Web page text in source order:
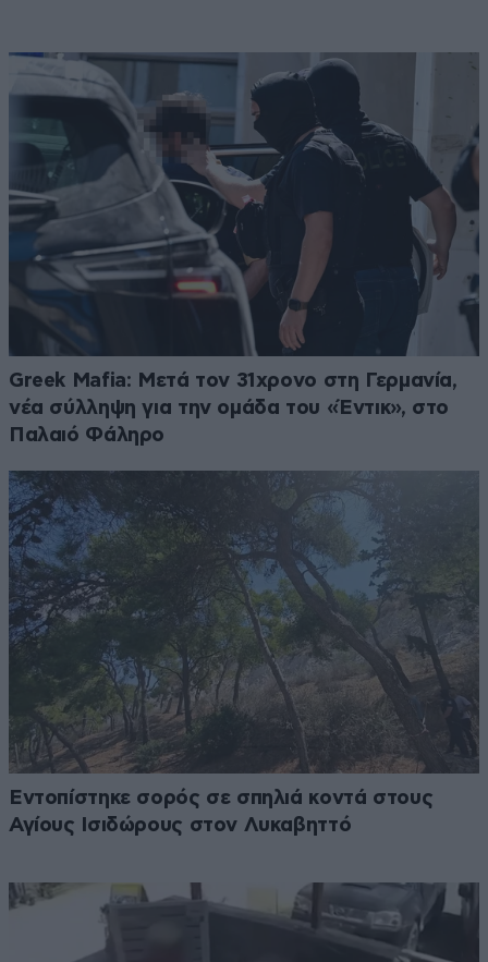
Greek Mafia: Μετά τον 31χρονο στη Γερμανία,
νέα σύλληψη για την ομάδα του «Έντικ», στο
Παλαιό Φάληρο
Εντοπίστηκε σορός σε σπηλιά κοντά στους
Αγίους Ισιδώρους στον Λυκαβηττό